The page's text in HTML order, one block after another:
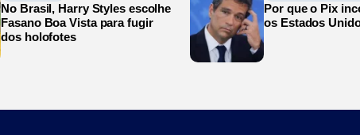
No Brasil, Harry Styles escolhe
Fasano Boa Vista para fugir
dos holofotes
Por que o Pix
os Estados